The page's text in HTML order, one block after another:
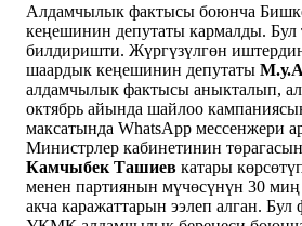
Алдамчылык фактысы боюнча
кеңешинин депутаты кармалды.
билдиришти. Жүргүзүлгөн
шаардык кеңешинин депутаты
алдамчылык фактысы аныкталып,
октябрь айында шайлоо
максатында WhatsApp мессенжери
Министрлер кабинетинин
Камчыбек Ташиев катары
менен партиянын мүчөсүнүн 30 миң
акча каражаттарын ээлеп алган.